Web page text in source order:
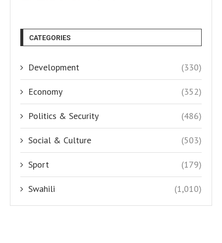
CATEGORIES
Development (330)
Economy (352)
Politics & Security (486)
Social & Culture (503)
Sport (179)
Swahili (1,010)